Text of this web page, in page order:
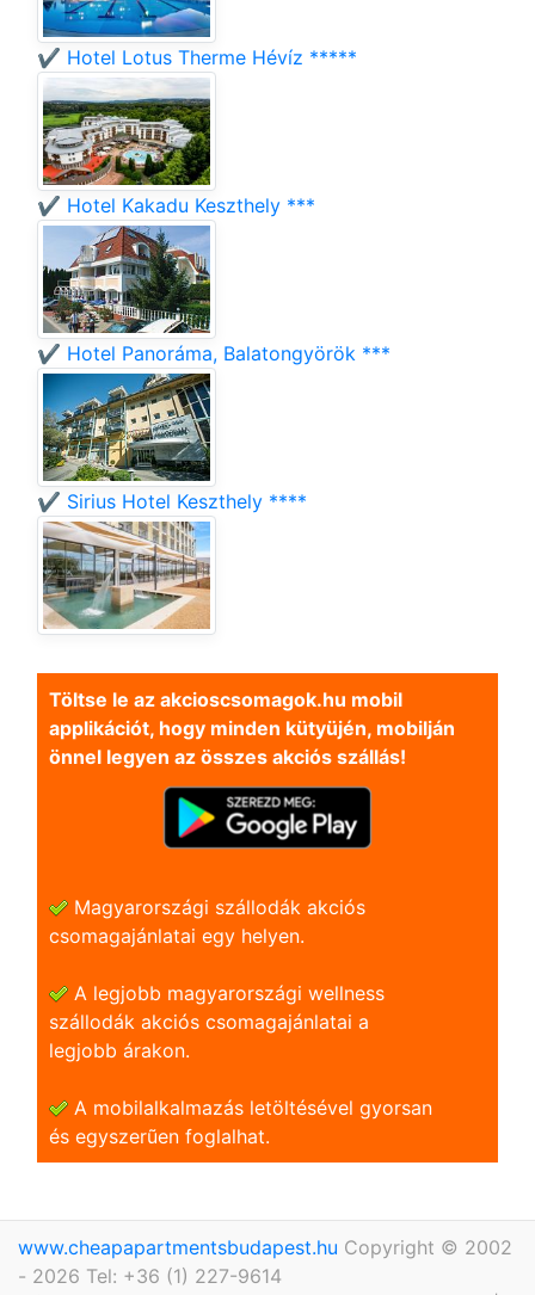
✔️ Hotel Lotus Therme Hévíz *****
✔️ Hotel Kakadu Keszthely ***
✔️ Hotel Panoráma, Balatongyörök ***
✔️ Sirius Hotel Keszthely ****
Töltse le az akcioscsomagok.hu mobil
applikációt, hogy minden kütyüjén, mobilján
önnel legyen az összes akciós szállás!
Magyarországi szállodák akciós
csomagajánlatai egy helyen.
A legjobb magyarországi wellness
szállodák akciós csomagajánlatai a
legjobb árakon.
A mobilalkalmazás letöltésével gyorsan
és egyszerũen foglalhat.
www.cheapapartmentsbudapest.hu Copyright © 2002
- 2026 Tel: +36 (1) 227-9614